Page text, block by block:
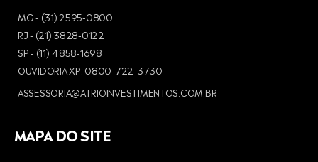
MG - (31) 2595-0800
RJ - (21) 3828-0122
SP - (11) 4858-1698
OUVIDORIA XP: 0800-722-3730
ASSESSORIA@ATRIOINVESTIMENTOS.COM.BR
MAPA DO SITE